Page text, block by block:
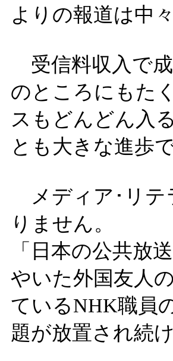
よりの報道は中
受信料収入で
のところにもた
スもどんどん入
とも大きな進歩で
メディア･リテ
りません。
「日本の公共放
やいた外国友人
ているNHK職員
題が放置され続